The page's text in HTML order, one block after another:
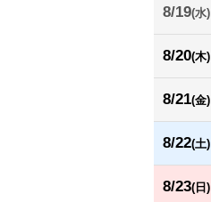
8/19(水)
8/20(木)
8/21(金)
8/22(土)
8/23(日)